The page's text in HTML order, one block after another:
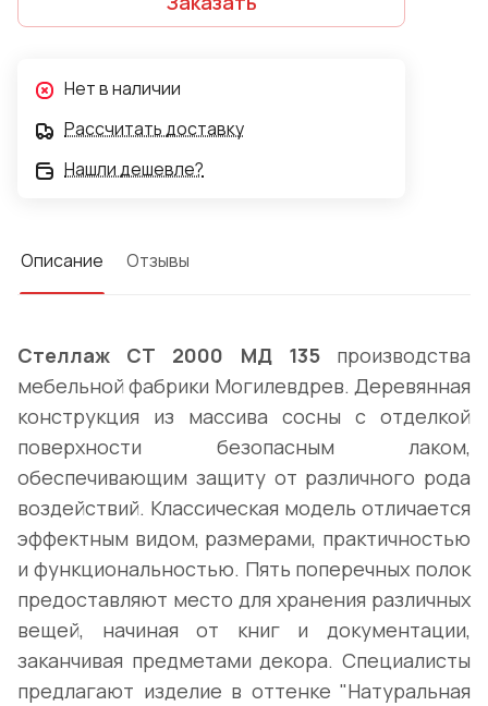
Нет в наличии
Рассчитать доставку
Нашли дешевле?
Описание Отзывы
Стеллаж СТ 2000 МД 135 производства
мебельной фабрики Могилевдрев. Деревянная
конструкция из массива сосны с отделкой
поверхности безопасным лаком,
обеспечивающим защиту от различного рода
воздействий. Классическая модель отличается
эффектным видом, размерами, практичностью
и функциональностью. Пять поперечных полок
предоставляют место для хранения различных
вещей, начиная от книг и документации,
заканчивая предметами декора. Специалисты
предлагают изделие в оттенке "Натуральная